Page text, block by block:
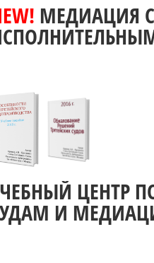
МЕДИАЦИЯ С
ЦЕНТР
И